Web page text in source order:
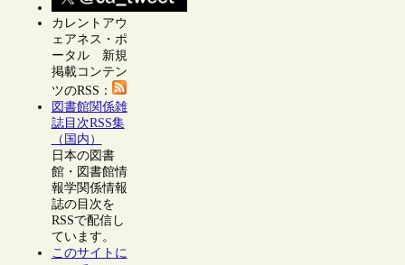
カレントアウ
ェアネス・ポ
ータル 新規
掲載コンテン
ツのRSS：
図書館関係雑
誌目次RSS集
（国内）
日本の図書
館・図書館情
報学関係情報
誌の目次を
RSSで配信し
ています。
このサイトに